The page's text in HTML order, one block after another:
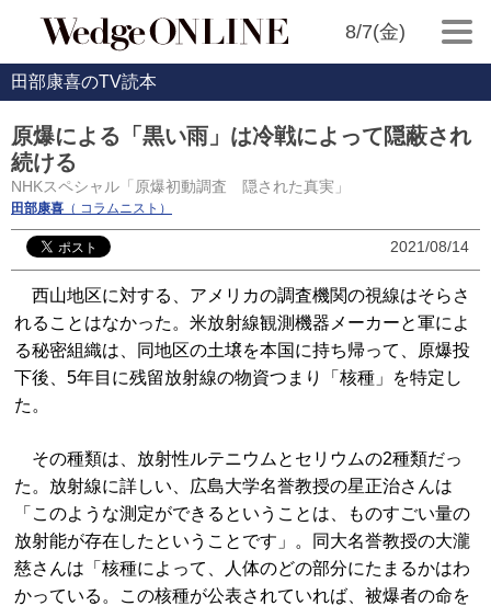
8/7(金)
田部康喜のTV読本
原爆による「黒い雨」は冷戦によって隠蔽され
続ける
NHKスペシャル「原爆初動調査 隠された真実」
田部康喜 （ コラムニスト）
2021/08/14
西山地区に対する、アメリカの調査機関の視線はそらさ
れることはなかった。米放射線観測機器メーカーと軍によ
る秘密組織は、同地区の土壌を本国に持ち帰って、原爆投
下後、5年目に残留放射線の物資つまり「核種」を特定し
た。
その種類は、放射性ルテニウムとセリウムの2種類だっ
た。放射線に詳しい、広島大学名誉教授の星正治さんは
「このような測定ができるということは、ものすごい量の
放射能が存在したということです」。同大名誉教授の大瀧
慈さんは「核種によって、人体のどの部分にたまるかはわ
かっている。この核種が公表されていれば、被爆者の命を